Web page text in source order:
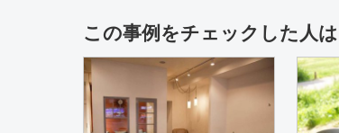
この事例をチェックした人